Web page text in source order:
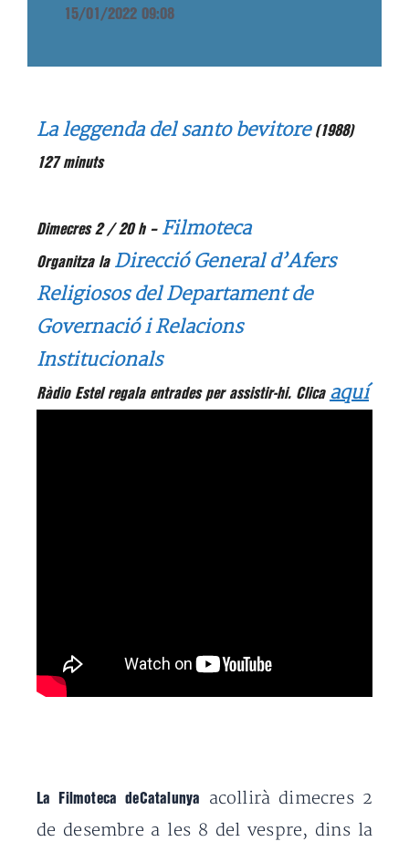
15/01/2022 09:08
La leggenda delsanto bevitore(1988)
127 minuts
Dimecres 2 / 20 h – Filmoteca
Organitza la Direcció General d’Afers
Religiosos del Departament de
Governació i Relacions
Institucionals
Ràdio Estel regala entrades per assistir-hi. Clica aquí
La Filmoteca deCatalunya
acollirà dimecres 2
de desembre a les 8 del vespre, dins la